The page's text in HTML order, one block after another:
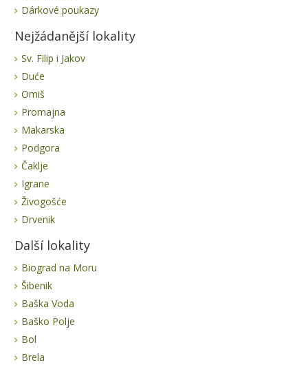
Dárkové poukazy
Nejžádanější lokality
Sv. Filip i Jakov
Duće
Omiš
Promajna
Makarska
Podgora
Čaklje
Igrane
Živogošće
Drvenik
Další lokality
Biograd na Moru
Šibenik
Baška Voda
Baško Polje
Bol
Brela